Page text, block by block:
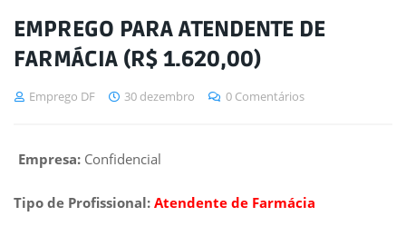
EMPREGO PARA ATENDENTE DE
FARMÁCIA (R$ 1.620,00)
Emprego DF 30 dezembro 0 Comentários
Empresa: Confidencial
Tipo de Profissional: Atendente de Farmácia